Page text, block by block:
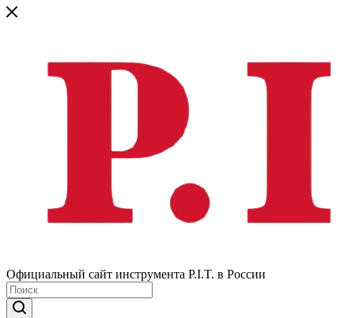
Официальный сайт инструмента P.I.T. в России